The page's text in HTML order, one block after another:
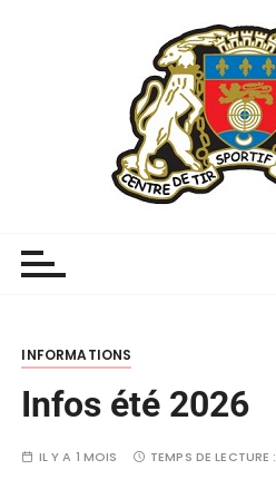
INFORMATIONS
Infos été 2026
IL Y A 1 MOIS TEMPS DE LECTURE :